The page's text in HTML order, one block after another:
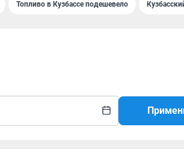
Топливо в Кузбассе подешевело